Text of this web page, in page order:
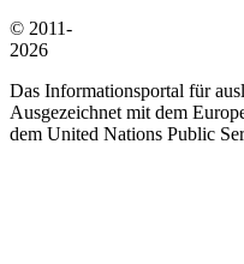
© 2011-
2026
Das Informationsportal für
Ausgezeichnet mit dem
dem United Nations Public